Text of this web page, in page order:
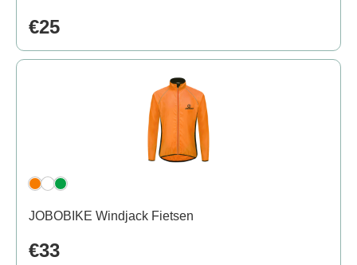
€25
JOBOBIKE Windjack Fietsen
€33